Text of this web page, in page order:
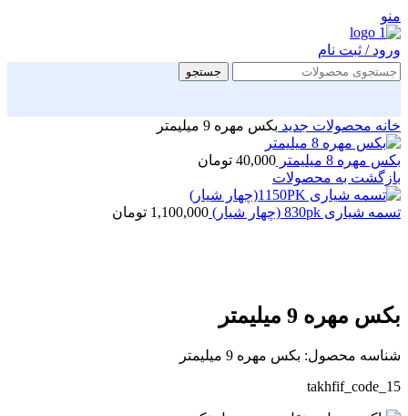
منو
ورود / ثبت نام
جستجو
خانه محصولات جدید بکس مهره 9 میلیمتر
بکس مهره 8 میلیمتر 40,000 تومان
بازگشت به محصولات
تسمه شیاری 830pk (چهار شیار) 1,100,000 تومان
بکس مهره 9 میلیمتر
شناسه محصول: بکس مهره 9 میلیمتر
takhfif_code_15